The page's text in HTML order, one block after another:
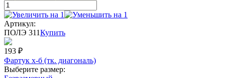
Артикул:
ПОЛЭ 311Купить
193 ₽
Фартук х-б (тк. диагональ)
Выберите размер: